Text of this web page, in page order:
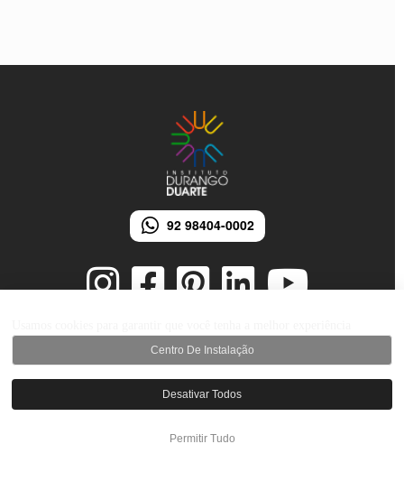
92 98404-0002
© 2026 Instituto Durango Duarte - Todos os direitos reservados.
Desenvolvido por iMarketing Agência Digital
Centro De Instalação
Desativar Todos
Permitir Tudo